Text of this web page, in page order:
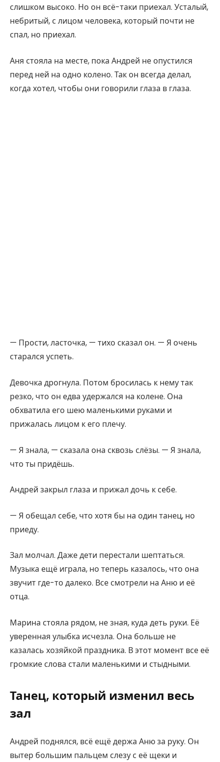
слишком высоко. Но он всё-таки приехал. Усталый,
небритый, с лицом человека, который почти не
спал, но приехал.
Аня стояла на месте, пока Андрей не опустился
перед ней на одно колено. Так он всегда делал,
когда хотел, чтобы они говорили глаза в глаза.
— Прости, ласточка, — тихо сказал он. — Я очень
старался успеть.
Девочка дрогнула. Потом бросилась к нему так
резко, что он едва удержался на колене. Она
обхватила его шею маленькими руками и
прижалась лицом к его плечу.
— Я знала, — сказала она сквозь слёзы. — Я знала,
что ты придёшь.
Андрей закрыл глаза и прижал дочь к себе.
— Я обещал себе, что хотя бы на один танец, но
приеду.
Зал молчал. Даже дети перестали шептаться.
Музыка ещё играла, но теперь казалось, что она
звучит где-то далеко. Все смотрели на Аню и её
отца.
Марина стояла рядом, не зная, куда деть руки. Её
уверенная улыбка исчезла. Она больше не
казалась хозяйкой праздника. В этот момент все её
громкие слова стали маленькими и стыдными.
Танец, который изменил весь
зал
Андрей поднялся, всё ещё держа Аню за руку. Он
вытер большим пальцем слезу с её щеки и